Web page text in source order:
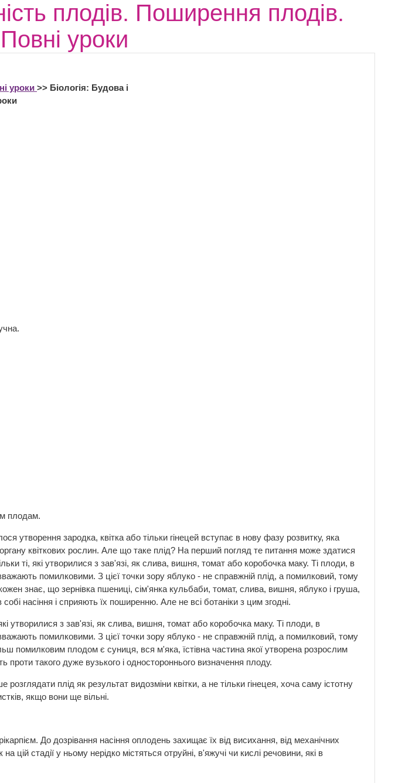
плодів. Поширення плодів.
Повні уроки
уроки >> Біологія: Будова і
плодам.
утворення зародка, квітка або тільки гінецей вступає в нову фазу розвитку, яка
квіткових рослин. Але що таке плід? На перший погляд те питання може здатися
ті, які утворилися з зав'язі, як слива, вишня, томат або коробочка маку. Ті плоди, в
помилковими. З цієї точки зору яблуко - не справжній плід, а помилковий, тому
знає, що зернівка пшениці, сім'янка кульбаби, томат, слива, вишня, яблуко і груша,
насіння і сприяють їх поширенню. Але не всі ботаніки з цим згодні.
утворилися з зав'язі, як слива, вишня, томат або коробочка маку. Ті плоди, в
помилковими. З цієї точки зору яблуко - не справжній плід, а помилковий, тому
помилковим плодом є суниця, вся м'яка, їстівна частина якої утворена розрослим
проти такого дуже вузького і одностороннього визначення плоду.
плід як результат видозміни квітки, а не тільки гінецея, хоча саму істотну
якщо вони ще вільні.
До дозрівання насіння оплодень захищає їх від висихання, від механічних
цій стадії у ньому нерідко містяться отруйні, в'яжучі чи кислі речовини, які в